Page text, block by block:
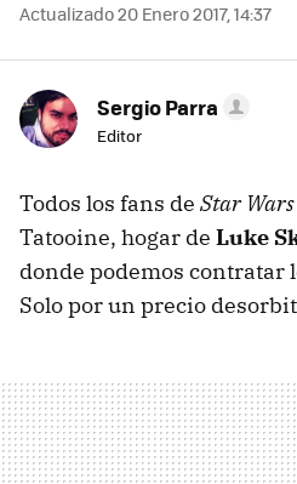
Actualizado 20 Enero 2017, 14:37
Sergio Parra
Editor
Todos los fans de Star Wars
Tatooine, hogar de Luke
donde podemos contratar
Solo por un precio